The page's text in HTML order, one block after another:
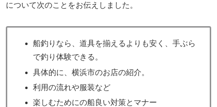
について次のことをお伝えしました。
船釣りなら、道具を揃えるよりも安く、手ぶら
で釣り体験できる。
具体的に、横浜市のお店の紹介。
利用の流れや服装など
楽しむためにの船良い対策とマナー